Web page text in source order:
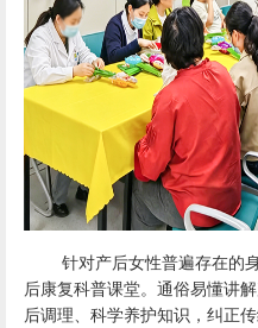
针对产后女性普遍存在的身
后康复科普课堂。通俗易懂讲
后调理、科学养护知识，纠正